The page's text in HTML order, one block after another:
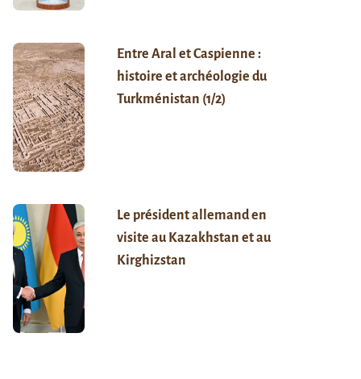
Entre Aral et Caspienne :
histoire et archéologie du
Turkménistan (1/2)
Le président allemand en
visite au Kazakhstan et au
Kirghizstan